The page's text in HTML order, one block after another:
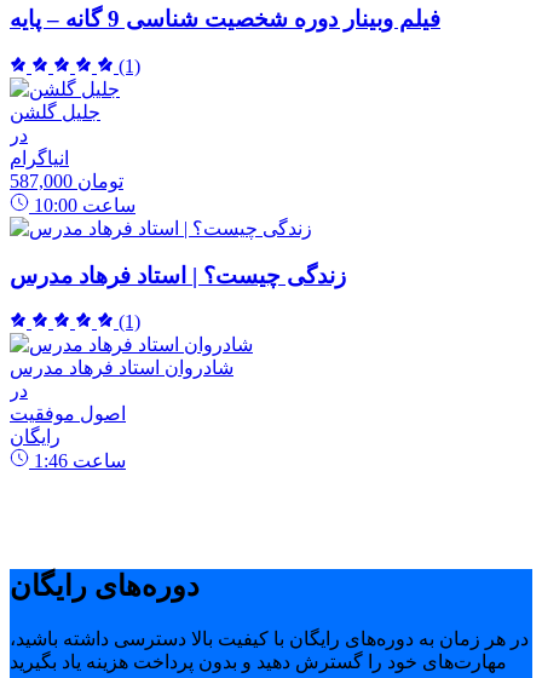
فیلم وبینار دوره شخصیت شناسی 9 گانه – پایه
(1)
جلیل گلشن
در
انیاگرام
587,000 تومان
10:00 ساعت
زندگی چیست؟ | استاد فرهاد مدرس
(1)
شادروان استاد فرهاد مدرس
در
اصول موفقیت
رایگان
1:46 ساعت
دوره‌های رایگان
در هر زمان به دوره‌های رایگان با کیفیت بالا دسترسی داشته باشید،
مهارت‌های خود را گسترش دهید و بدون پرداخت هزینه یاد بگیرید